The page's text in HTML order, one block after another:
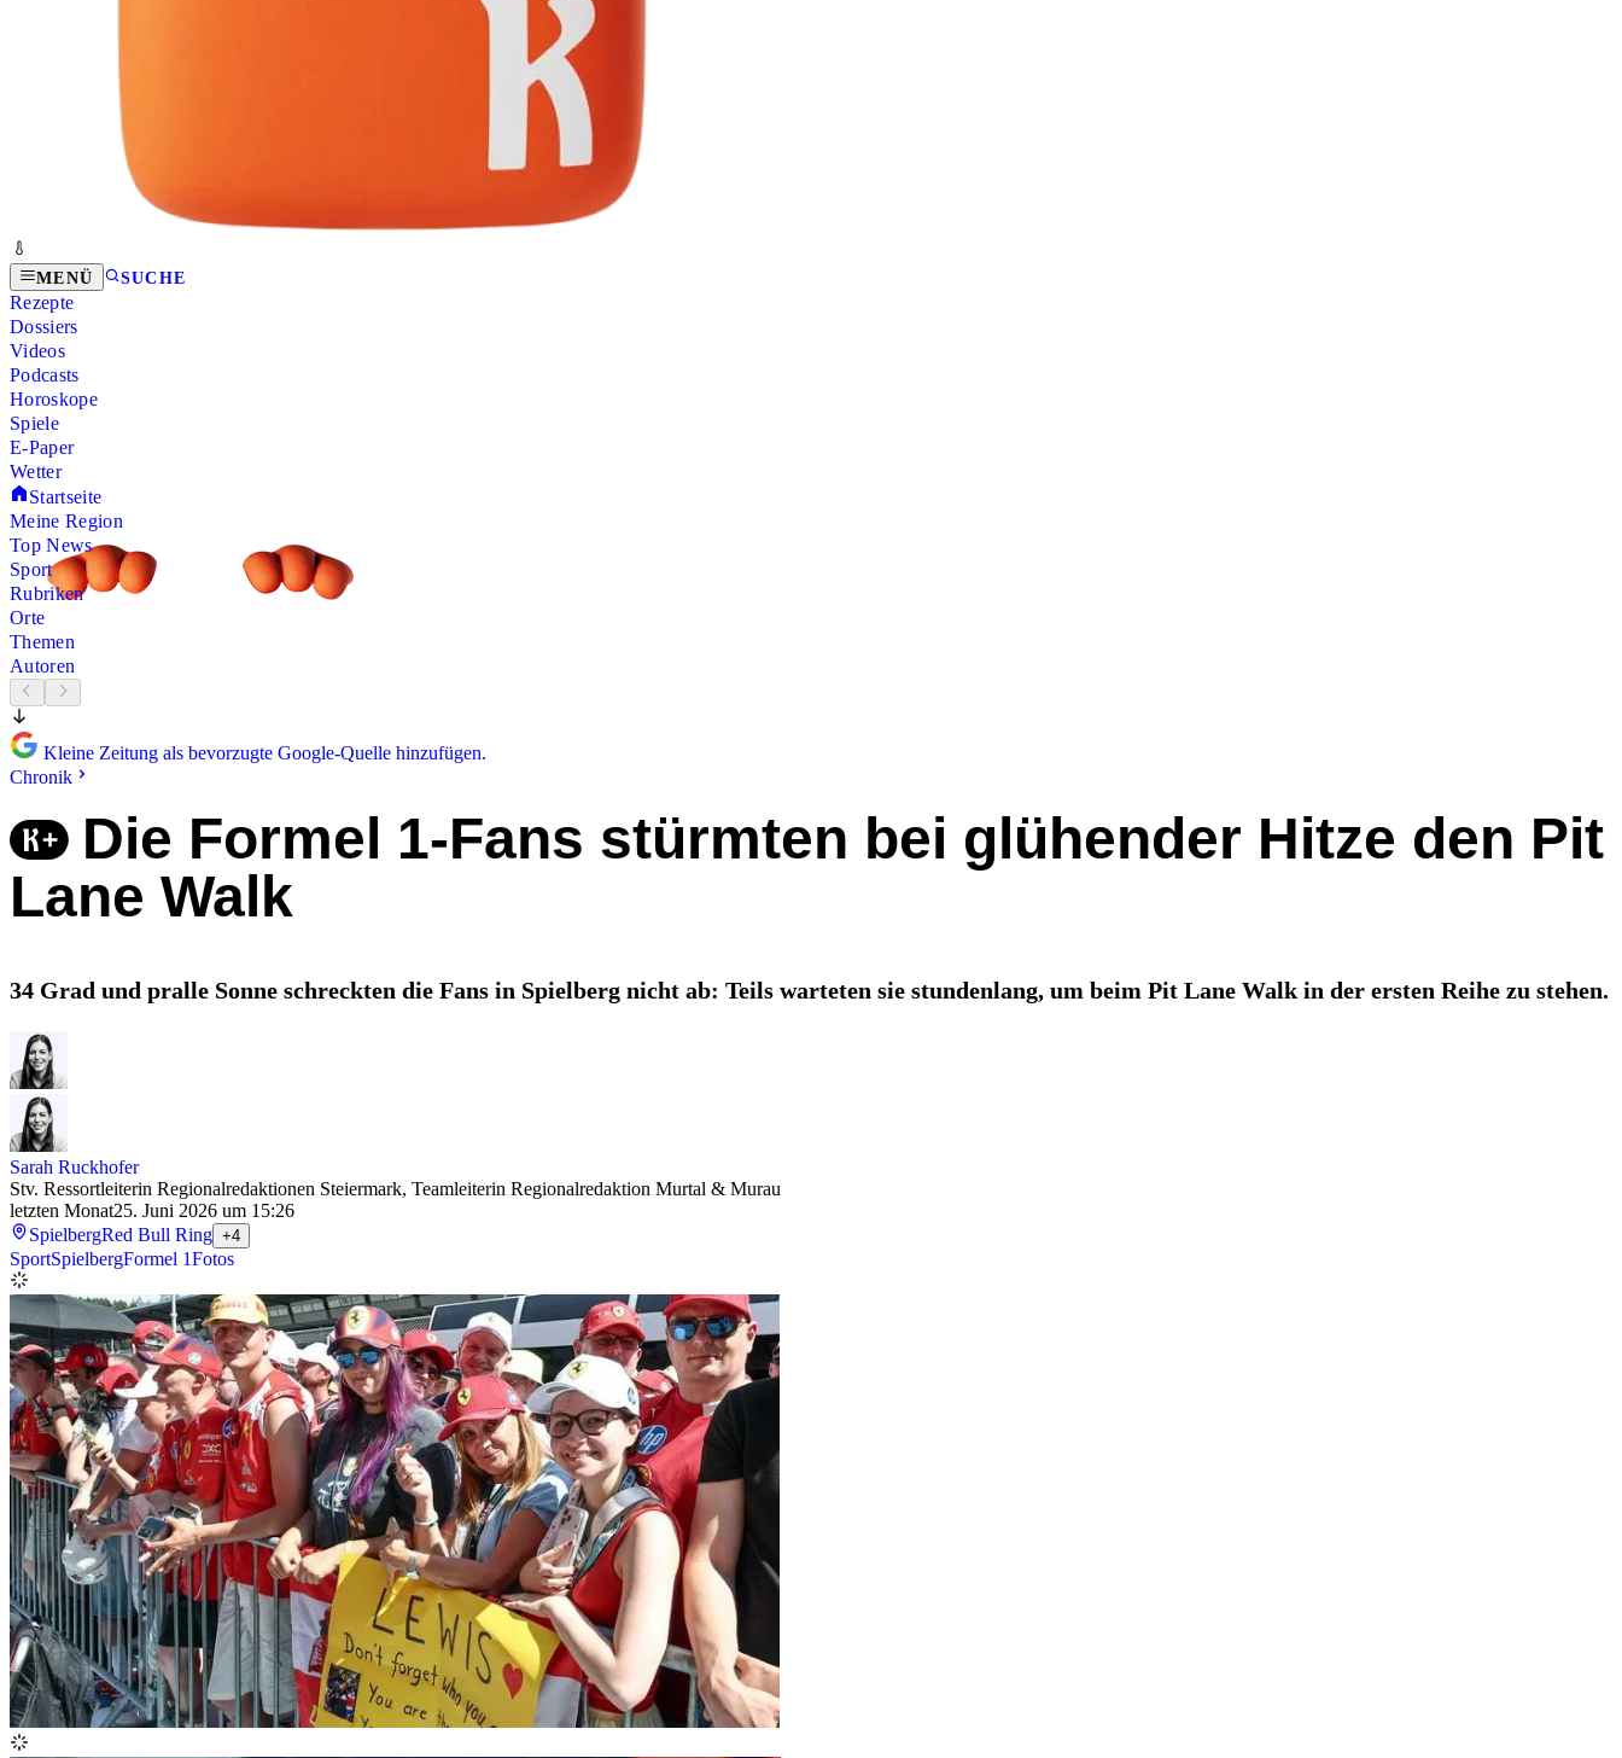
MENÜ SUCHE
Rezepte
Dossiers
Videos
Podcasts
Horoskope
Spiele
E-Paper
Wetter
Startseite
Meine Region
Top News
Sport
Rubriken
Orte
Themen
Autoren
Kleine Zeitung als bevorzugte Google-Quelle hinzufügen.
Chronik
Die Formel 1-Fans stürmten bei glühender Hitze den Pit
Lane Walk
34 Grad und pralle Sonne schreckten die Fans in Spielberg nicht ab: Teils warteten sie stundenlang, um beim Pit Lane Walk in der ersten Reihe zu stehen.
Sarah Ruckhofer
Stv. Ressortleiterin Regionalredaktionen Steiermark, Teamleiterin Regionalredaktion Murtal & Murau
letzten Monat25. Juni 2026 um 15:26
SpielbergRed Bull Ring +4
SportSpielbergFormel 1Fotos